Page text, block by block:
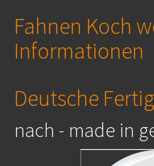
Fahnen Koch
Informationen
Deutsche
nach - made in